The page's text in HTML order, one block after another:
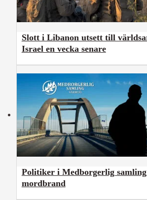
Slott i Libanon utsett till
Israel en vecka senare
Politiker i Medborgerlig
mordbrand